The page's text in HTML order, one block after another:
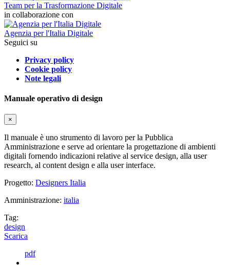
Team per la Trasformazione Digitale
in collaborazione con
Agenzia per l'Italia Digitale
Seguici su
Privacy policy
Cookie policy
Note legali
Manuale operativo di design
×
Il manuale è uno strumento di lavoro per la Pubblica
Amministrazione e serve ad orientare la progettazione di ambienti
digitali fornendo indicazioni relative al service design, alla user
research, al content design e alla user interface.
Progetto: Designers Italia
Amministrazione: italia
Tag:
design
Scarica
pdf